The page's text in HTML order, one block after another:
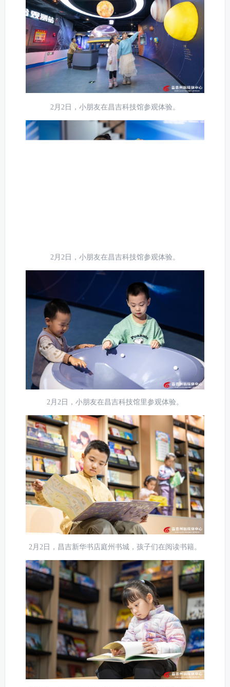
2月2日，小朋友在昌吉科技馆参观体验。
2月2日，小朋友在昌吉科技馆参观体验。
2月2日，小朋友在昌吉科技馆里参观体验。
2月2日，昌吉新华书店庭州书城，孩子们在阅读书籍。